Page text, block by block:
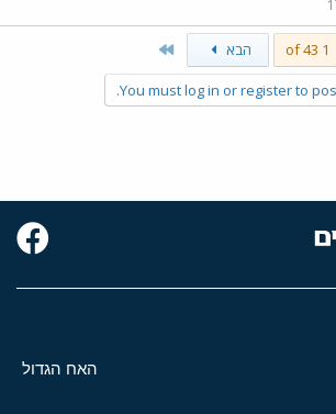
1 of 43 הבא
You must log in or register to
האח הגדול